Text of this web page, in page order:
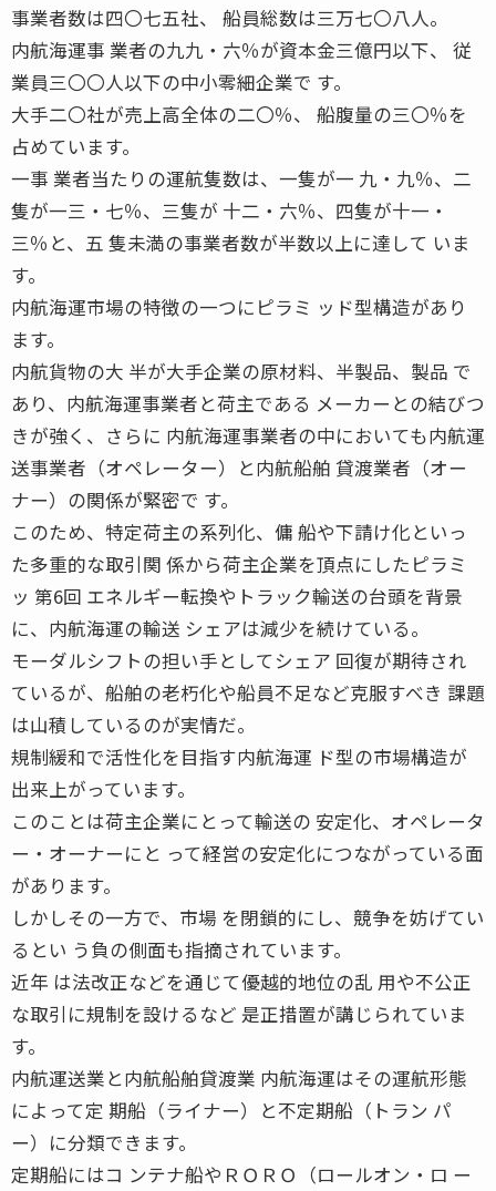
事業者数は四〇七五社、 船員総数は三万七〇八人。
内航海運事 業者の九九・六％が資本金三億円以下、 従
業員三〇〇人以下の中小零細企業で す。
大手二〇社が売上高全体の二〇％、 船腹量の三〇％を
占めています。
一事 業者当たりの運航隻数は、一隻が一 九・九％、二
隻が一三・七％、三隻が 十二・六％、四隻が十一・
三％と、五 隻未満の事業者数が半数以上に達して いま
す。
内航海運市場の特徴の一つにピラミ ッド型構造があり
ます。
内航貨物の大 半が大手企業の原材料、半製品、製品 で
あり、内航海運事業者と荷主である メーカーとの結びつ
きが強く、さらに 内航海運事業者の中においても内航運
送事業者（オペレーター）と内航船舶 貸渡業者（オー
ナー）の関係が緊密で す。
このため、特定荷主の系列化、傭 船や下請け化といっ
た多重的な取引関 係から荷主企業を頂点にしたピラミ
ッ 第6回 エネルギー転換やトラック輸送の台頭を背景
に、内航海運の輸送 シェアは減少を続けている。
モーダルシフトの担い手としてシェア 回復が期待され
ているが、船舶の老朽化や船員不足など克服すべき 課題
は山積しているのが実情だ。
規制緩和で活性化を目指す内航海運 ド型の市場構造が
出来上がっています。
このことは荷主企業にとって輸送の 安定化、オペレータ
ー・オーナーにと って経営の安定化につながっている面
があります。
しかしその一方で、市場 を閉鎖的にし、競争を妨げてい
るとい う負の側面も指摘されています。
近年 は法改正などを通じて優越的地位の乱 用や不公正
な取引に規制を設けるなど 是正措置が講じられていま
す。
内航運送業と内航船舶貸渡業 内航海運はその運航形態
によって定 期船（ライナー）と不定期船（トラン パ
ー）に分類できます。
定期船にはコ ンテナ船やＲＯＲＯ（ロールオン・ロ ー